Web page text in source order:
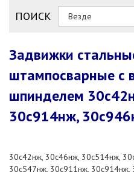
ПОИСК
Задвижки
штампосварные
шпинделем
30с914нж,
30с42нж, 30с46нж, 30с514нж,
30с547нж, 30с911нж,